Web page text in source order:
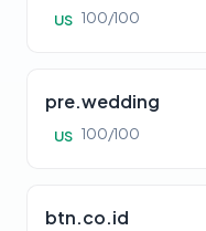
US 100/100
pre.wedding
US 100/100
btn.co.id